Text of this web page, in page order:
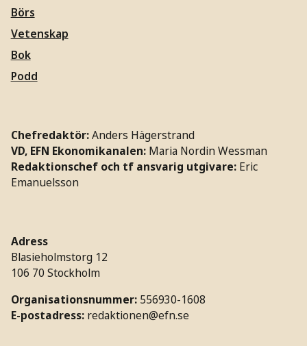
Börs
Vetenskap
Bok
Podd
Chefredaktör:Anders Hägerstrand
VD, EFN Ekonomikanalen: Maria Nordin Wessman
Redaktionschef och tf ansvarig utgivare: Eric
Emanuelsson
Adress
Blasieholmstorg 12
106 70 Stockholm
Organisationsnummer: 556930-1608
E-postadress: redaktionen@efn.se